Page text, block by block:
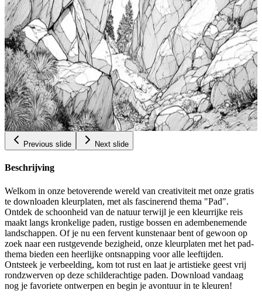
Kleurplaten Voor Volwassenen Gratis Te Printen
Levendige Totemkunst Ontketen Je Innerlijke
Kunstenaar Stress Relief Kleurboek Avontuurlijke
Kleurpaginas Voor Vrouwen Disney Wit Totem
Kleurplaat
$ 0.99
Add to wishlist
Quick view
Vetstenen Boulderkunstpaginas Gratis Kleurplaten
Voor Volwassenen Ontspanningskleurboek
Avontuurlijke Kleurplaten Voor Tieners Boulder
Kleurplaten
$ 0.99
Previous slide Next slide
Beschrijving
Welkom in onze betoverende wereld van creativiteit met onze gratis
te downloaden kleurplaten, met als fascinerend thema "Pad".
Ontdek de schoonheid van de natuur terwijl je een kleurrijke reis
maakt langs kronkelige paden, rustige bossen en adembenemende
landschappen. Of je nu een fervent kunstenaar bent of gewoon op
zoek naar een rustgevende bezigheid, onze kleurplaten met het pad-
thema bieden een heerlijke ontsnapping voor alle leeftijden.
Ontsteek je verbeelding, kom tot rust en laat je artistieke geest vrij
rondzwerven op deze schilderachtige paden. Download vandaag
nog je favoriete ontwerpen en begin je avontuur in te kleuren!